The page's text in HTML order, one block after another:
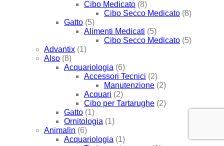
Cibo Medicato (8)
Cibo Secco Medicato (8)
Gatto (5)
Alimenti Medicati (5)
Cibo Secco Medicato (5)
Advantix (1)
Also (8)
Acquariologia (6)
Accessori Tecnici (2)
Manutenzione (2)
Acquari (2)
Cibo per Tartarughe (2)
Gatto (1)
Ornitologia (1)
Animalin (6)
Acquariologia (1)